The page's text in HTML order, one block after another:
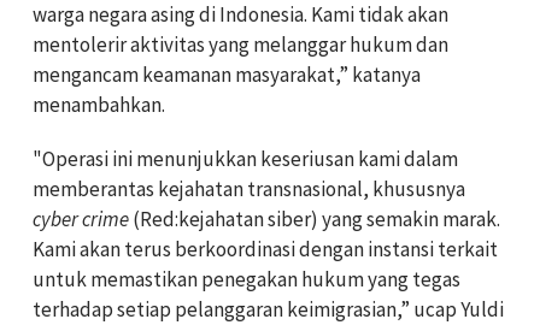
warga negara asing di Indonesia. Kami tidak akan
mentolerir aktivitas yang melanggar hukum dan
mengancam keamanan masyarakat,” katanya
menambahkan.
"Operasi ini menunjukkan keseriusan kami dalam
memberantas kejahatan transnasional, khususnya
cyber crime(Red:kejahatan siber) yang semakin marak.
Kami akan terus berkoordinasi dengan instansi terkait
untuk memastikan penegakan hukum yang tegas
terhadap setiap pelanggaran keimigrasian,” ucap Yuldi